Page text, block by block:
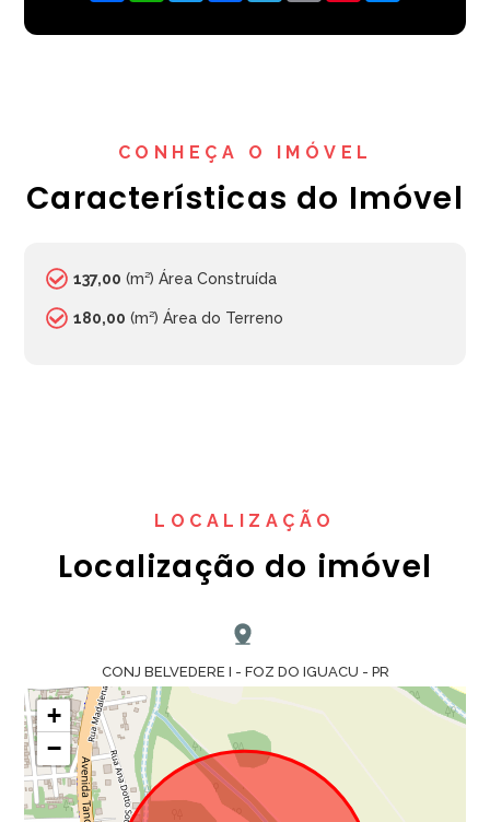
CONHEÇA O IMÓVEL
Características do Imóvel
137,00 (m²) Área Construída
180,00 (m²) Área do Terreno
LOCALIZAÇÃO
Localização do imóvel
CONJ BELVEDERE I - FOZ DO IGUACU - PR
+
−